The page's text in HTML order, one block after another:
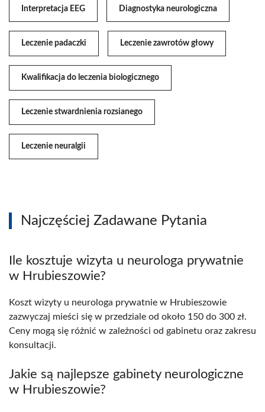
Interpretacja EEG Diagnostyka neurologiczna
Leczenie padaczki Leczenie zawrotów głowy
Kwalifikacja do leczenia biologicznego
Leczenie stwardnienia rozsianego
Leczenie neuralgii
Najczęściej Zadawane Pytania
Ile kosztuje wizyta u neurologa prywatnie
w Hrubieszowie?
Koszt wizyty u neurologa prywatnie w Hrubieszowie
zazwyczaj mieści się w przedziale od około 150 do 300 zł.
Ceny mogą się różnić w zależności od gabinetu oraz zakresu
konsultacji.
Jakie są najlepsze gabinety neurologiczne
w Hrubieszowie?